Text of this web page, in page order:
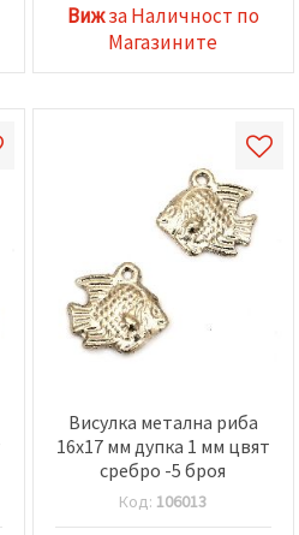
Вижза Наличност по
Магазините
Висулка метална риба
16x17 мм дупка 1 мм цвят
сребро -5 броя
Код: 106013